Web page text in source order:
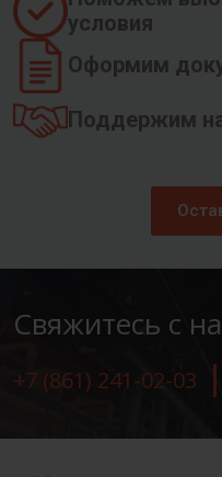
условия
Оформим
Поддержим на
Свяжитесь с
+7 (861) 241-02-03